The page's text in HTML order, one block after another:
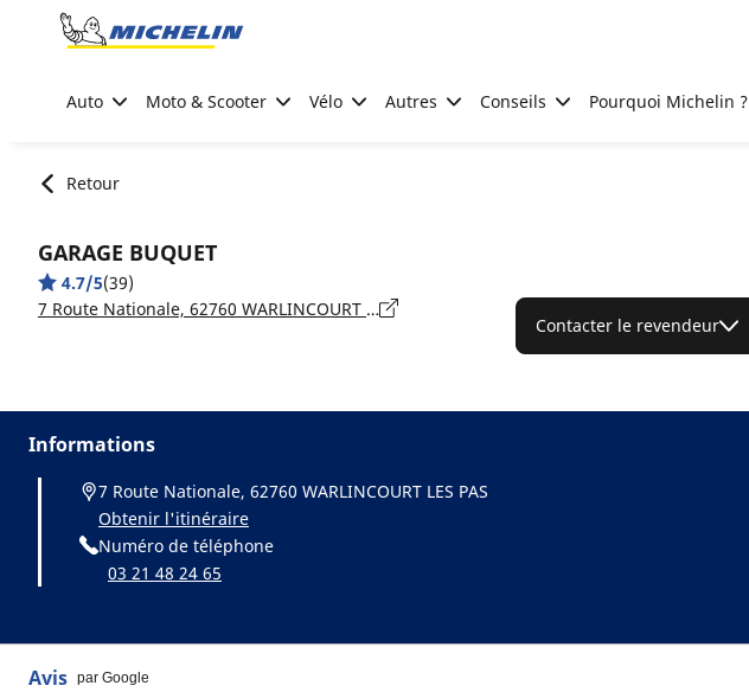
Go to page content
Auto Moto & Scooter Vélo Autres Conseils Pourquoi Michelin ?
Retour
GARAGE BUQUET
4.7/5(39)
7 Route Nationale, 62760 WARLINCOURT LES PAS
Contacter le revendeur
Informations
7 Route Nationale, 62760 WARLINCOURT LES PAS
Obtenir l'itinéraire
Numéro de téléphone
03 21 48 24 65
Avis par Google